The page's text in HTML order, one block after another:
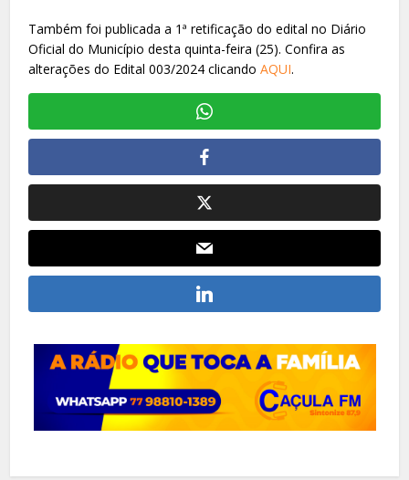
Também foi publicada a 1ª retificação do edital no Diário
Oficial do Município desta quinta-feira (25). Confira as
alterações do Edital 003/2024 clicandoAQUI.